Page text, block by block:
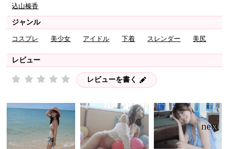
込山榛香
ジャンル
コスプレ 美少女 アイドル 下着 スレンダー 美尻
レビュー
レビューを書く